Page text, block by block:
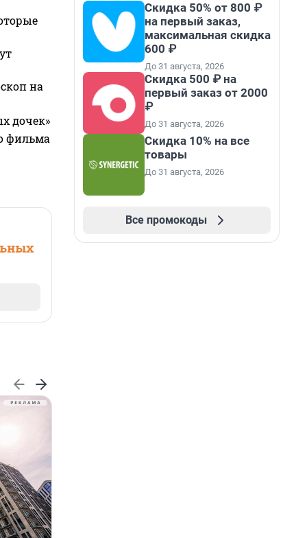
на
дочек»
фильма
Скидка 50% от 800 ₽
на первый заказ,
максимальная скидка
600 ₽
До 31 августа, 2026
Скидка 500 ₽ на
первый заказ от 2000
₽
До 31 августа, 2026
Скидка 10% на все
товары
До 31 августа, 2026
Все промокоды